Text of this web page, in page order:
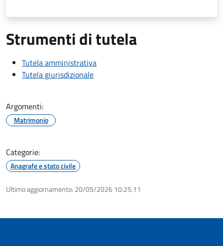
Strumenti di tutela
Tutela amministrativa
Tutela giurisdizionale
Argomenti:
Matrimonio
Categorie:
Anagrafe e stato civile
Ultimo aggiornamento: 20/05/2026 10:25.11